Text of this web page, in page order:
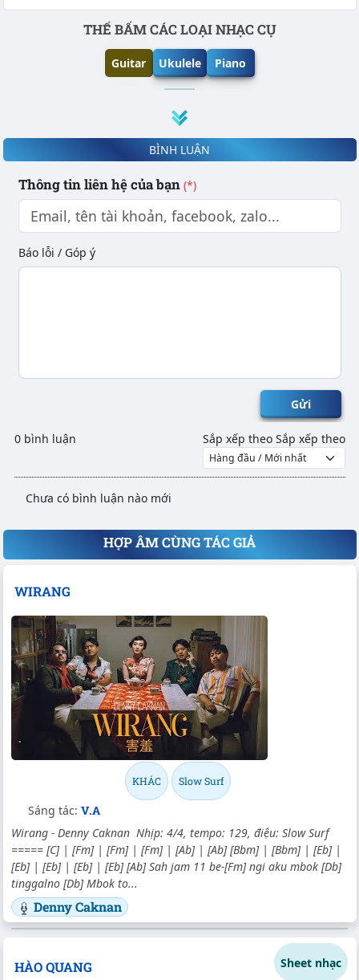
Phần nội dungTHẾ BẤM CÁC LOẠI NHẠC CỤ
Guitar Ukulele Piano
BÌNH LUẬN
Thông tin liên hệ của bạn (*)
Báo lỗi / Góp ý
Gửi
0 bình luận Sắp xếp theo Sắp xếp theo
Chưa có bình luận nào mới
HỢP ÂM CÙNG TÁC GIẢ
WIRANG
KHÁC Slow Surf
Sáng tác: V.A
Wirang - Denny Caknan Nhịp: 4/4, tempo: 129, điệu: Slow Surf
===== [C] | [Fm] | [Fm] | [Fm] | [Ab] | [Ab] [Bbm] | [Bbm] | [Eb] |
[Eb] | [Eb] | [Eb] | [Eb] [Ab] Sah jam 11 be-[Fm] ngi aku mbok [Db]
tinggalno [Db] Mbok to...
Denny Caknan
HÀO QUANG Sheet nhạc